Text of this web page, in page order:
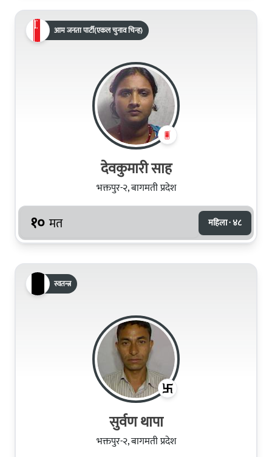
आम जनता पार्टी(एकल चुनाव चिन्ह)
देवकुमारी साह
भक्तपुर-२, बागमती प्रदेश
१० मत महिला · ४८
स्वतन्त्र
सुर्वण थापा
भक्तपुर-२, बागमती प्रदेश